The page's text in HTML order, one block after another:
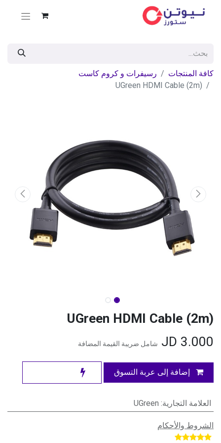
كافة المنتجات
رسيفرات و كروم كاست
UGreen HDMI Cable (2m)
UGreen HDMI Cable (2m)
3.000
شامل ضريبة القيمة المضافة
إضافة إلى عربة التسوق
العلامة التجارية:
UGreen
الشروط والأحكام